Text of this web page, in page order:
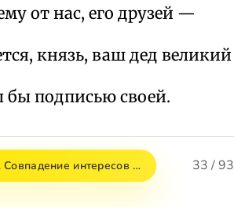
от нас, его друзей —
князь, ваш дед великий
бы подписью своей.
интересов … 33 / 93